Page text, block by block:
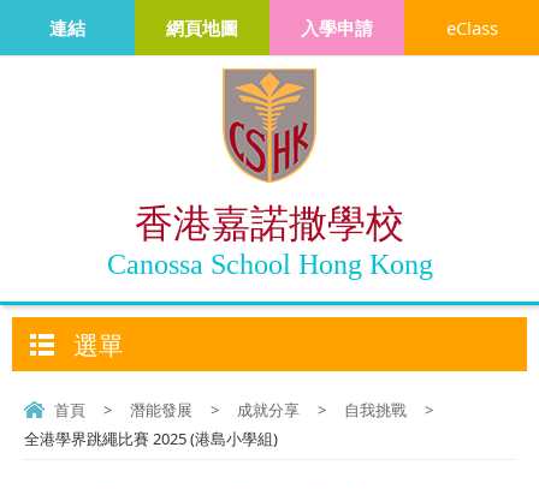
香港嘉諾撒學校
Canossa School Hong Kong
連結 網頁地圖 入學申請 eClass
選單
首頁 > 潛能發展 > 成就分享 > 自我挑戰
>
全港學界跳繩比賽 2025 (港島小學組)